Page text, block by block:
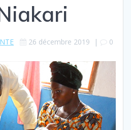
26 décembre 2019 | 0